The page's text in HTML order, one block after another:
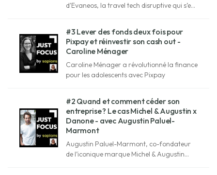
d'Evaneos, la travel tech disruptive qui s’est
#3 Lever des fonds deux fois pour
Pixpay et réinvestir son cash out -
Caroline Ménager
Caroline Ménager a révolutionné la finance
pour les adolescents avec Pixpay
#2 Quand et comment céder son
entreprise ? Le cas Michel & Augustin x
Danone - avec Augustin Paluel-
Marmont
Augustin Paluel-Marmont, co-fondateur
de l’iconique marque Michel & Augustin